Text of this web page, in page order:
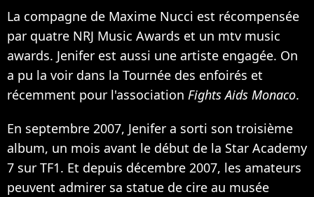
La compagne de Maxime Nucci est récompensée
par quatre NRJ Music Awards et un mtv music
awards. Jenifer est aussi une artiste engagée. On
a pu la voir dans la Tournée des enfoirés et
récemment pour l'association Fights Aids Monaco.
En septembre 2007, Jenifer a sorti son troisième
album, un mois avant le début de la Star Academy
7 sur TF1. Et depuis décembre 2007, les amateurs
peuvent admirer sa statue de cire au musée